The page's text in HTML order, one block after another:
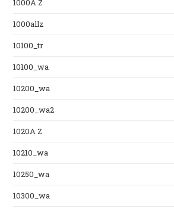
1000A Z
1000allz
10100_tr
10100_wa
10200_wa
10200_wa2
1020A Z
10210_wa
10250_wa
10300_wa